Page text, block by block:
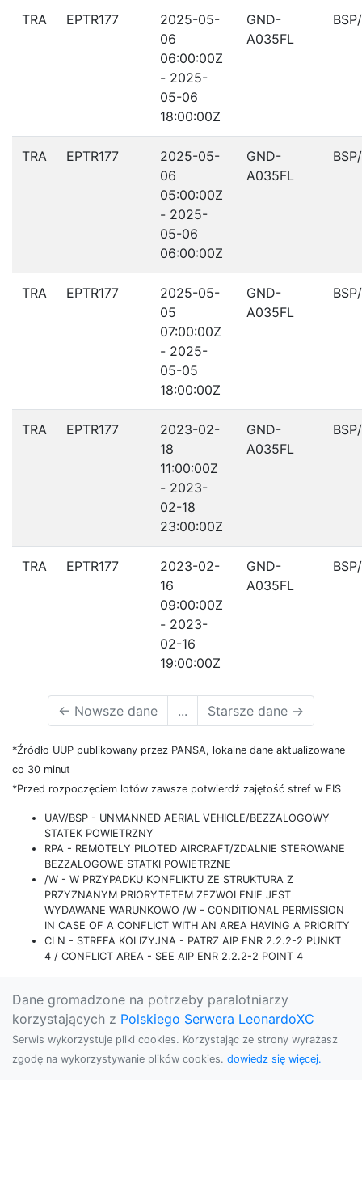
TRA EPTR177
2025-05-
06
06:00:00Z
- 2025-
05-06
18:00:00Z
GND-
A035FL
TRA EPTR177
2025-05-
06
05:00:00Z
- 2025-
05-06
06:00:00Z
GND-
A035FL
TRA EPTR177
2025-05-
05
07:00:00Z
- 2025-
05-05
18:00:00Z
GND-
A035FL
TRA EPTR177
2023-02-
18
11:00:00Z
- 2023-
02-18
23:00:00Z
GND-
A035FL
TRA EPTR177
2023-02-
16
09:00:00Z
- 2023-
02-16
19:00:00Z
GND-
A035FL
← Nowsze dane ... Starsze dane →
*Źródło UUP publikowany przez PANSA, lokalne dane aktualizowane
co 30 minut
*Przed rozpoczęciem lotów zawsze potwierdź zajętość stref w FIS
UAV/BSP - UNMANNED AERIAL VEHICLE/BEZZALOGOWY
STATEK POWIETRZNY
RPA - REMOTELY PILOTED AIRCRAFT/ZDALNIE STEROWANE
BEZZALOGOWE STATKI POWIETRZNE
/W - W PRZYPADKU KONFLIKTU ZE STRUKTURA Z
PRZYZNANYM PRIORYTETEM ZEZWOLENIE JEST
WYDAWANE WARUNKOWO /W - CONDITIONAL PERMISSION
IN CASE OF A CONFLICT WITH AN AREA HAVING A PRIORITY
CLN - STREFA KOLIZYJNA - PATRZ AIP ENR 2.2.2-2 PUNKT
4 / CONFLICT AREA - SEE AIP ENR 2.2.2-2 POINT 4
Dane gromadzone na potrzeby paralotniarzy
korzystających z Polskiego Serwera LeonardoXC
Serwis wykorzystuje pliki cookies. Korzystając ze strony wyrażasz
zgodę na wykorzystywanie plików cookies. dowiedz się więcej.